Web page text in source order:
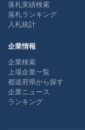
落札実績検索
落札ランキング
入札統計
企業情報
企業検索
上場企業一覧
都道府県から探す
企業ニュース
ランキング